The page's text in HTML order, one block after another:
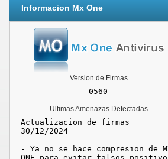
Informacion Mx One
Version de Firmas
Ultimas Amenazas Detectadas